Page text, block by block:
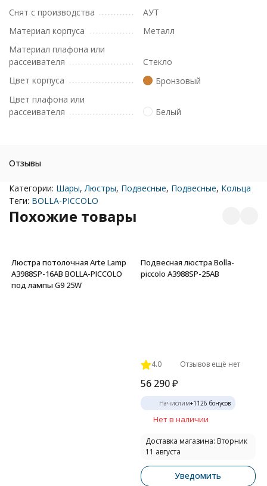
Снят с производства
АУТ
Материал корпуса
Металл
Материал плафона или
рассеивателя
Стекло
Цвет корпуса
Бронзовый
Цвет плафона или
рассеивателя
Белый
Отзывы
Категории: Шары, Люстры, Подвесные, Подвесные, Кольца
Теги: BOLLA-PICCOLO
Похожие товары
Люстра потолочная Arte Lamp
A3988SP-16AB BOLLA-PICCOLO
под лампы G9 25W
Подвесная люстра Bolla-
piccolo A3988SP-25AB
4.0 Отзывов ещё нет
56 290 ₽
Начислим+1126 бонусов
Нет в наличии
Доставка магазина: Вторник
11 августа
Уведомить